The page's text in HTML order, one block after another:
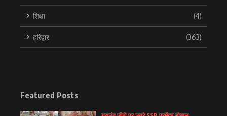
शिक्षा (4)
हरिद्वार (363)
Featured Posts